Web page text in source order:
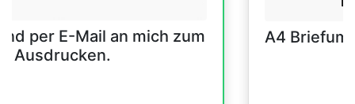
per E-Mail an mich zum
Ausdrucken.
A4